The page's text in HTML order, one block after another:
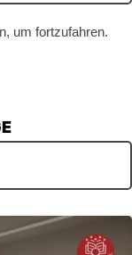
um fortzufahren.